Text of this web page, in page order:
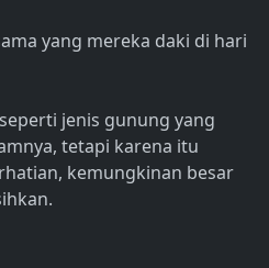
yang mereka daki di hari
jenis gunung yang
tetapi karena itu
kemungkinan besar